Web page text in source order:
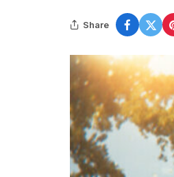
Share